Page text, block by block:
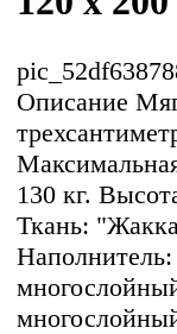
Описание
130 кг.
Ткань: